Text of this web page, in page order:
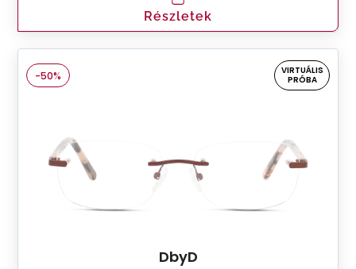
Részletek
-50%
VIRTUÁLIS
PRÓBA
DbyD